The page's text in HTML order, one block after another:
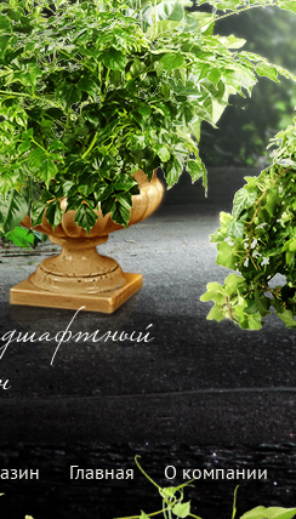
Главная О компании